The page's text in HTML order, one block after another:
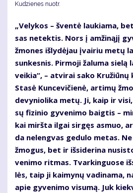
Kudzienes nuotr.
„Ve­ly­kos – šven­tė lau­kia­ma,
sas ne­tek­tis. Nors į am­ži­ną­jį
žmo­nes iš­ly­dė­jau įvai­riu me­tų
sun­kes­nis. Pir­mo­ji ža­lu­ma sie­lą
vei­kia“, – at­vi­rai sa­ko
Sta­sė Kun­ce­vi­čie­nė, ar­ti­mų
de­vy­nio­li­ka me­tų. Ji, kaip ir
sų fi­zi­nio gy­ve­ni­mo baig­tis –
kai mirš­ta il­gai sir­gęs as­muo,
da ne­leng­vas ge­du­lo me­tas.
žmo­gus, bet ir iš­si­de­ri­na
ve­ni­mo rit­mas. Tvar­kin­guo­se
lės, taip ji kai­my­nų va­di­na­ma,
apie gy­ve­ni­mo vi­su­mą. Juk